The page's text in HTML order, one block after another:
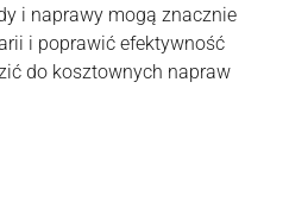
i naprawy mogą znacznie
i poprawić efektywność
do kosztownych napraw